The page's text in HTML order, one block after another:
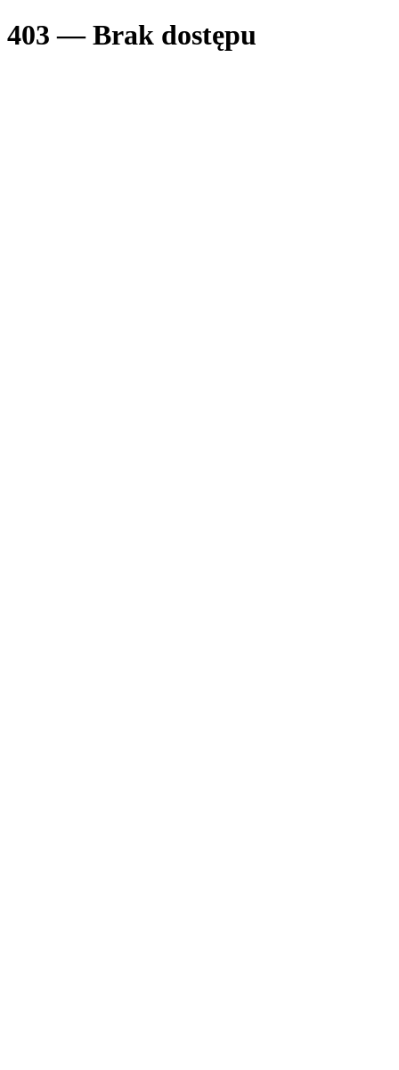
403 — Brak dostępu